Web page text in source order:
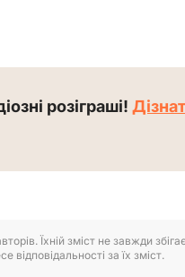
розіграші!
Їхній зміст не завжди
за їх зміст.